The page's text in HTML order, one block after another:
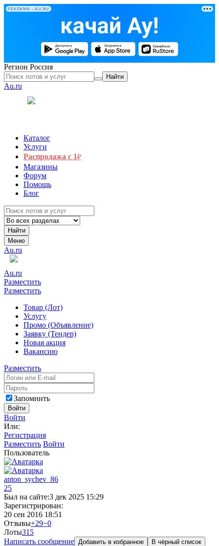
РЕКЛАМА • AU.RU
Регион Россия
Найти
Au.ru
Каталог
Услуги
Распродажа с 1₽
Магазины
Форум
Помощь
Блог
Найти
Меню
Au.ru
Au.ru
Разместить
Разместить
Товар (Лот)
Услугу
Промо (Объявление)
Заявку (Тендер)
Новая акция
Вакансию
Разместить
Запомнить
Войти
Войти
Или:
Регистрация
Разместить Войти
Пользователь
anton_sychev_86
25
Был на сайте:3 дек 2025 15:29
Зарегистрирован:
20 сен 2016 18:51
Отзывы+29−0
Лоты315
Написать сообщение Добавить в избранное
В чёрный список